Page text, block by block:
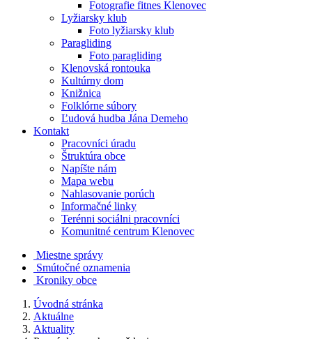
Fotografie fitnes Klenovec
Lyžiarsky klub
Foto lyžiarsky klub
Paragliding
Foto paragliding
Klenovská rontouka
Kultúrny dom
Knižnica
Folklórne súbory
Ľudová hudba Jána Demeho
Kontakt
Pracovníci úradu
Štruktúra obce
Napíšte nám
Mapa webu
Nahlasovanie porúch
Informačné linky
Terénni sociálni pracovníci
Komunitné centrum Klenovec
Miestne správy
Smútočné oznamenia
Kroniky obce
Úvodná stránka
Aktuálne
Aktuality